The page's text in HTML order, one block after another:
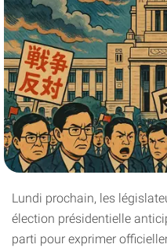
Lundi prochain, les
élection présidentielle
parti pour exprimer